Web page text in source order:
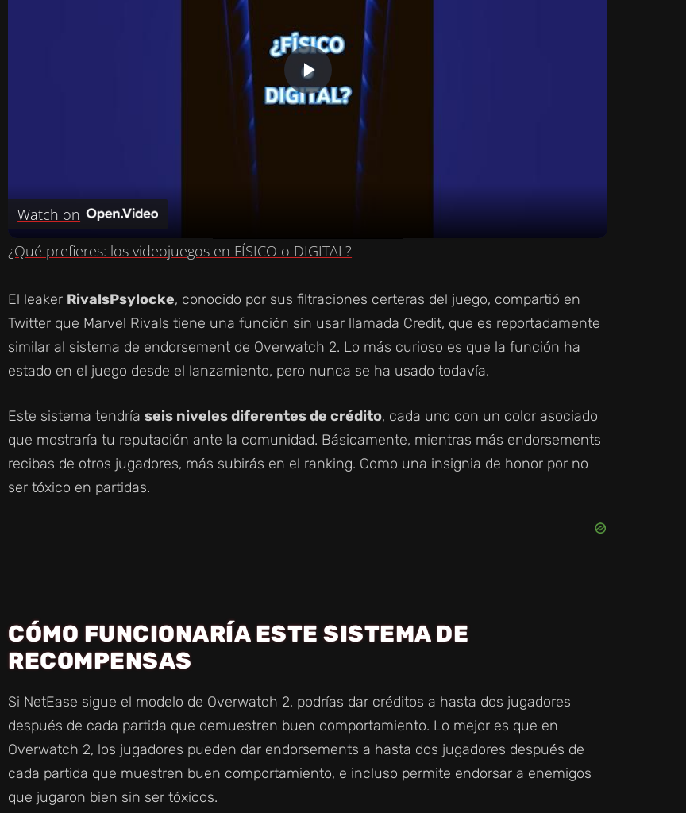
P
I
D
E
O
Watch on
¿Qué prefieres: los videojuegos en FÍSICO o DIGITAL?
El leaker RivalsPsylocke, conocido por sus filtraciones certeras del juego, compartió en
Twitter que Marvel Rivals tiene una función sin usar llamada Credit, que es reportadamente
similar al sistema de endorsement de Overwatch 2. Lo más curioso es que la función ha
estado en el juego desde el lanzamiento, pero nunca se ha usado todavía.
Este sistema tendría seis niveles diferentes de crédito, cada uno con un color asociado
que mostraría tu reputación ante la comunidad. Básicamente, mientras más endorsements
recibas de otros jugadores, más subirás en el ranking. Como una insignia de honor por no
ser tóxico en partidas.
CÓMO FUNCIONARÍA ESTE SISTEMA DE
RECOMPENSAS
Si NetEase sigue el modelo de Overwatch 2, podrías dar créditos a hasta dos jugadores
después de cada partida que demuestren buen comportamiento. Lo mejor es que en
Overwatch 2, los jugadores pueden dar endorsements a hasta dos jugadores después de
cada partida que muestren buen comportamiento, e incluso permite endorsar a enemigos
que jugaron bien sin ser tóxicos.